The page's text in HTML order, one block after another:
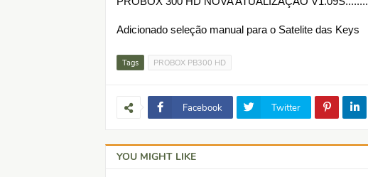
Adicionado seleção manual para o Satelite das Keys
Tags PROBOX PB300 HD
Facebook Twitter
YOU MIGHT LIKE